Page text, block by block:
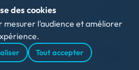
des cookies
mesurer l'audience et améliorer
Tout accepter